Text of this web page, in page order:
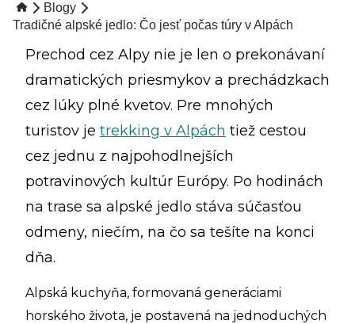
Blogy
Tradičné alpské jedlo: Čo jesť počas túry v Alpách
Prechod cez Alpy nie je len o prekonávaní
dramatických priesmykov a prechádzkach
cez lúky plné kvetov. Pre mnohých
turistov je trekking v Alpách tiež cestou
cez jednu z najpohodlnejších
potravinových kultúr Európy. Po hodinách
na trase sa alpské jedlo stáva súčasťou
odmeny, niečím, na čo sa tešíte na konci
dňa.
Alpská kuchyňa, formovaná generáciami
horského života, je postavená na jednoduchých